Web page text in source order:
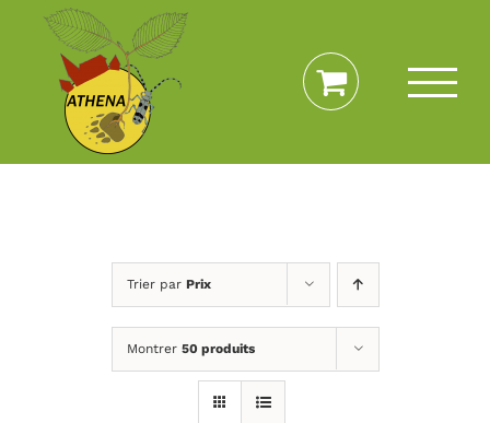
Passer
contenu
Trier par Prix
Montrer 50 produits